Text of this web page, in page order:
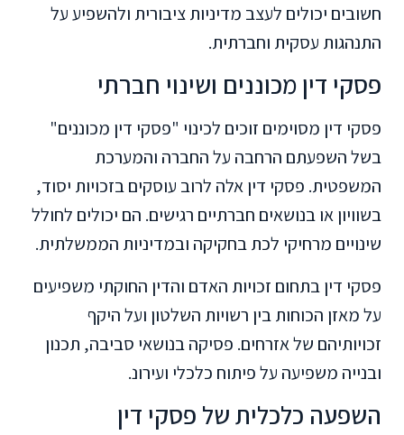
חשובים יכולים לעצב מדיניות ציבורית ולהשפיע על
התנהגות עסקית וחברתית.
פסקי דין מכוננים ושינוי חברתי
פסקי דין מסוימים זוכים לכינוי "פסקי דין מכוננים"
בשל השפעתם הרחבה על החברה והמערכת
המשפטית. פסקי דין אלה לרוב עוסקים בזכויות יסוד,
בשוויון או בנושאים חברתיים רגישים. הם יכולים לחולל
שינויים מרחיקי לכת בחקיקה ובמדיניות הממשלתית.
פסקי דין בתחום זכויות האדם והדין החוקתי משפיעים
על מאזן הכוחות בין רשויות השלטון ועל היקף
זכויותיהם של אזרחים. פסיקה בנושאי סביבה, תכנון
ובנייה משפיעה על פיתוח כלכלי ועירונ.
השפעה כלכלית של פסקי דין